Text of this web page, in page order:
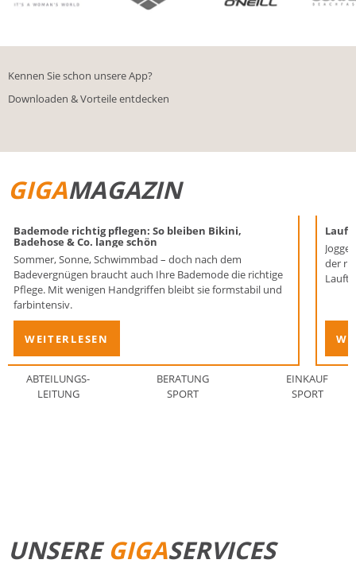
Kennen Sie schon unsere App?
Downloaden & Vorteile entdecken
GIGAMAGAZIN
Bademode richtig pflegen: So bleiben Bikini,
Badehose & Co. lange schön
Sommer, Sonne, Schwimmbad – doch nach dem
Badevergnügen braucht auch Ihre Bademode die richtige
Pflege. Mit wenigen Handgriffen bleibt sie formstabil und
farbintensiv.
WEITERLESEN
der
ABTEILUNGS-
LEITUNG
BERATUNG
SPORT
EINKAUF
SPORT
UNSEREGIGASERVICES